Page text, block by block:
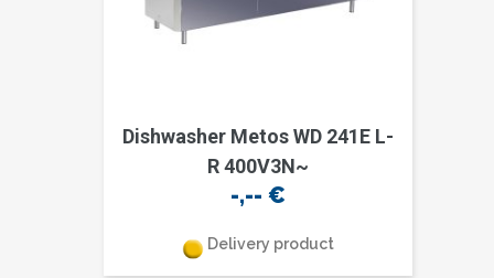
Dishwasher Metos WD 241E L-
R 400V3N~
-,-- €
Delivery product